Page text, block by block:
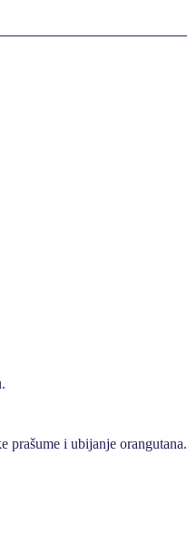
prašume i ubijanje orangutana.